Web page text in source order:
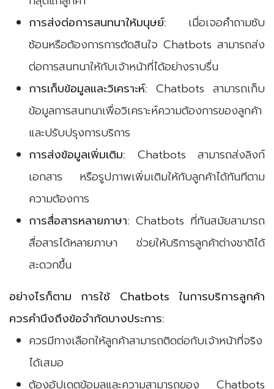
การส่งต่อการสนทนาให้มนุษย์: เมื่อเจอคำถามซับ
ซ้อนหรือต้องการการตัดสินใจ Chatbots สามารถส่ง
ต่อการสนทนาให้กับเจ้าหน้าที่ได้อย่างราบรื่น
การเก็บข้อมูลและวิเคราะห์: Chatbots สามารถเก็บ
ข้อมูลการสนทนาเพื่อวิเคราะห์ความต้องการของลูกค้า
และปรับปรุงการบริการ
การส่งข้อมูลเพิ่มเติม: Chatbots สามารถส่งลิงก์
เอกสาร หรือรูปภาพเพิ่มเติมให้กับลูกค้าได้ทันทีตาม
ความต้องการ
การสื่อสารหลายภาษา: Chatbots ที่ทันสมัยสามารถ
สื่อสารได้หลายภาษา ช่วยให้บริการลูกค้าต่างชาติได้
สะดวกขึ้น
อย่างไรก็ตาม การใช้ Chatbots ในการบริการลูกค้า
ควรคำนึงถึงข้อจำกัดบางประการ:
ควรมีทางเลือกให้ลูกค้าสามารถติดต่อกับเจ้าหน้าที่จริง
ได้เสมอ
ต้องอัปเดตข้อมูลและความสามารถของ Chatbots